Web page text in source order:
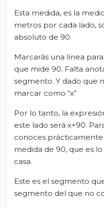
Esta medida, es la
metros por cada lado,
absoluto de 90.
Marcarás una línea
que mide 90. Falta
segmento. Y dado que
marcar como “x”
Por lo tanto, la
este lado será x+90.
conoces
medida de 90, que es
casa.
Este es el segmento
segmento del que no